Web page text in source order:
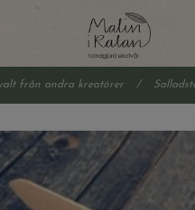
från andra kreatörer /